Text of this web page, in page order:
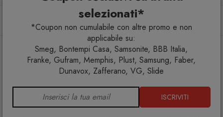
selezionati*
*Coupon non cumulabile con altre promo e non
applicabile su:
Smeg, Bontempi Casa, Samsonite, BBB Italia,
Franke, Gufram, Memphis, Plust, Samsung, Faber,
Dunavox, Zafferano, VG, Slide
ISCRIVITI
Arredo interno Arredo esterno
Sgabelli
Vases Sgabello